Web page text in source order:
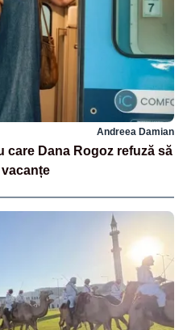
Andreea Damian
care Dana Rogoz refuză să